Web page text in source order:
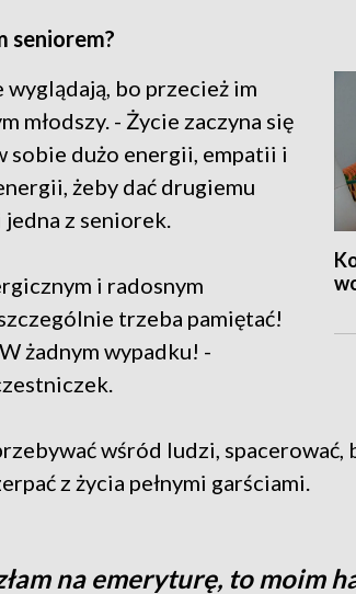
seniorem?
wyglądają, bo przecież im
młodszy. - Życie zaczyna się
sobie dużo energii, empatii i
żeby dać drugiemu
z seniorek.
i radosnym
trzeba pamiętać!
żadnym wypadku! -
wśród ludzi, spacerować,
z życia pełnymi garściami.
na emeryturę, to moim